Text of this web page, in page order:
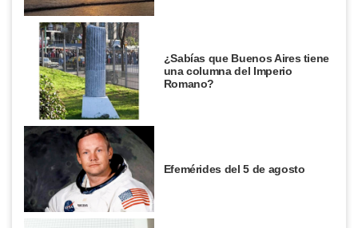
¿Sabías que Buenos Aires tiene
una columna del Imperio
Romano?
Efemérides del 5 de agosto